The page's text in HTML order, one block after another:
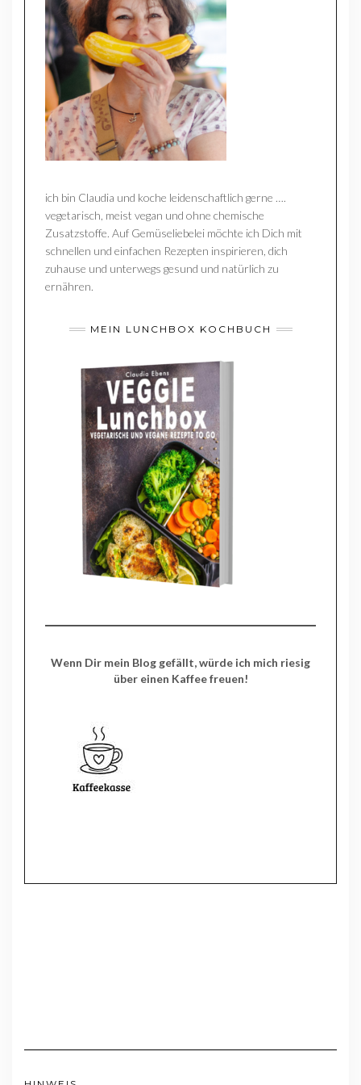
ich bin Claudia und koche leidenschaftlich gerne ….
vegetarisch, meist vegan und ohne chemische
Zusatzstoffe. Auf Gemüseliebelei möchte ich Dich mit
schnellen und einfachen Rezepten inspirieren, dich
zuhause und unterwegs gesund und natürlich zu
ernähren.
MEIN LUNCHBOX KOCHBUCH
Wenn Dir mein Blog gefällt, würde ich mich riesig
über einen Kaffee freuen!